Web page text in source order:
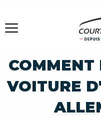
COMMENT
VOITURE